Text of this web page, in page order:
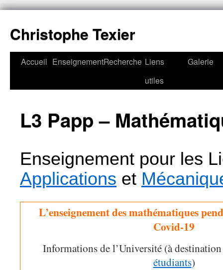
Christophe Texier
Accueil EnseignementRecherche Liens
utiles
Galerie
L3 Papp –
Enseignement pour les
Applications et
L’enseignement des mathématiques
Covid-19
Informations de l’Université (à
étudiants)